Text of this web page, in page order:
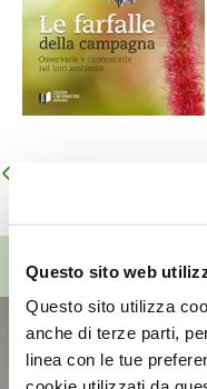
Questo sito web
Questo sito utilizza
anche di terze parti,
linea con le tue
articoli
TOP VIDEO